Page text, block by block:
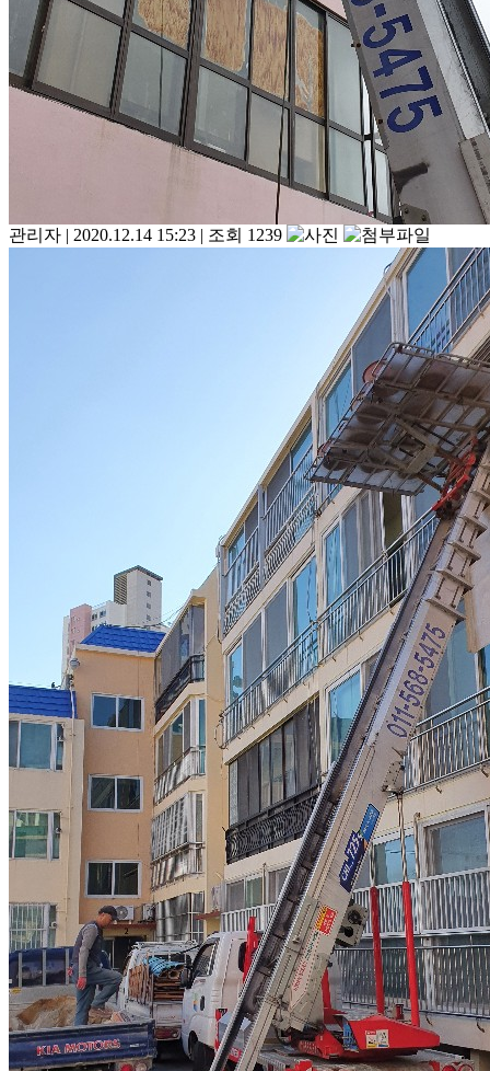
관리자 | 2020.12.14 15:23 | 조회 1239